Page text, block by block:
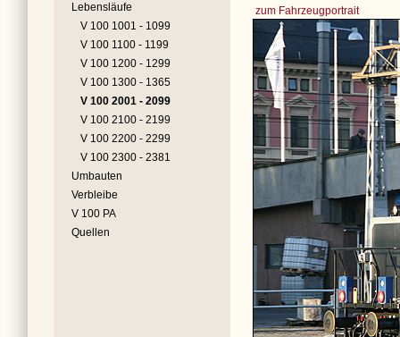
Lebensläufe
V 100 1001 - 1099
V 100 1100 - 1199
V 100 1200 - 1299
V 100 1300 - 1365
V 100 2001 - 2099
V 100 2100 - 2199
V 100 2200 - 2299
V 100 2300 - 2381
Umbauten
Verbleibe
V 100 PA
Quellen
zum Fahrzeugportrait